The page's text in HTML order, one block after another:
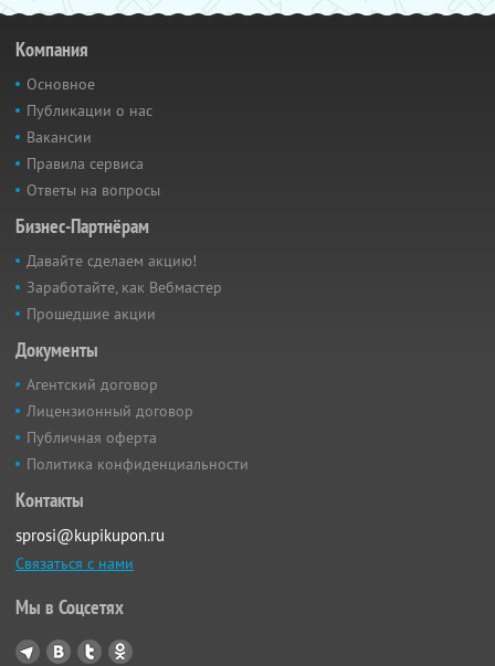
Компания
Основное
Публикации о нас
Вакансии
Правила сервиса
Ответы на вопросы
Бизнес-Партнёрам
Давайте сделаем акцию!
Заработайте, как Вебмастер
Прошедшие акции
Документы
Агентский договор
Лицензионный договор
Публичная оферта
Политика конфиденциальности
Контакты
sprosi@kupikupon.ru
Связаться с нами
Мы в Соцсетях